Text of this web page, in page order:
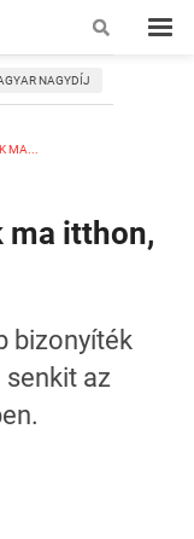
NAGYDÍJ
MA...
ma itthon,
bizonyíték
senkit az